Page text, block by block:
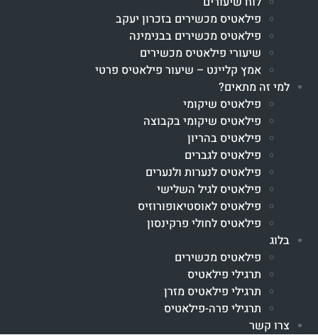
פילאטיס מכשירים בזכרון יעקב
פילאטיס מכשירים בבנימינה
שיעורי פילאטיס מכשירים
אמץ קליינט – שיעור פילאטיס פרטי
למי זה מתאים?
פילאטיס שיקומי
פילאטיס שיקומי בקבוצה
פילאטיס בהריון
פילאטיס לגברים
פילאטיס לנערות ולנערים
פילאטיס לגיל השלישי
פילאטיס לאוסטיאופורוזיס
פילאטיס לחולי פרקינסון
בלוג
פילאטיס מכשירים
תרגילי פילאטיס
תרגילי פילאטיס מזרן
תרגילי פרה-פילאטיס
צרו קשר